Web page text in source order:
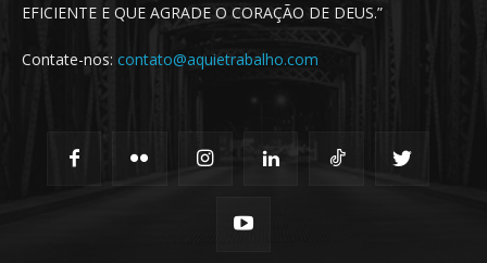
EFICIENTE E QUE AGRADE O CORAÇÃO DE DEUS.”
Contate-nos: contato@aquietrabalho.com